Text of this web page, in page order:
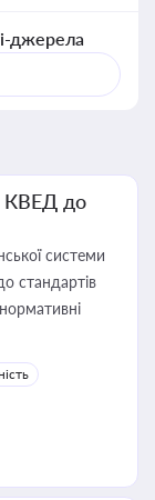
джерела
КВЕД до
системи
стандартів